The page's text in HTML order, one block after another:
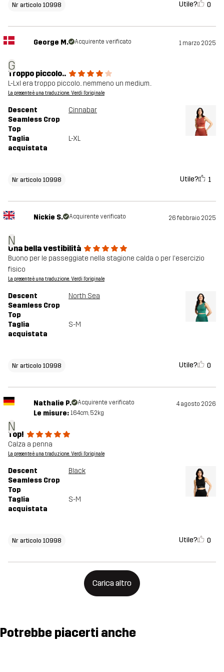
Nr articolo 10998 Utile? 0
G
George M. Acquirente verificato 1 marzo 2025
Troppo piccolo..
L-Lxl era troppo piccolo.. nemmeno un medium..
La presente è una traduzione. Verdi l'originale
Descent
Seamless Crop
Top
Cinnabar
Taglia
acquistata
L-XL
Nr articolo 10998 Utile? 1
N
Nickie S. Acquirente verificato 26 febbraio 2025
Una bella vestibilità
Buono per le passeggiate nella stagione calda o per l'esercizio
fisico
La presente è una traduzione. Verdi l'originale
Descent
Seamless Crop
Top
North Sea
Taglia
acquistata
S-M
Nr articolo 10998 Utile? 0
N
Nathalie P. Acquirente verificato 4 agosto 2026
Le misure: 164cm, 52kg
Top!
Calza a penna
La presente è una traduzione. Verdi l'originale
Descent
Seamless Crop
Top
Black
Taglia
acquistata
S-M
Nr articolo 10998 Utile? 0
Carica altro
Potrebbe piacerti anche